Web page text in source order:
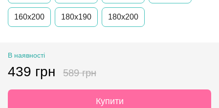
160х200 180x190 180x200
В наявності
439 грн 589 грн
Купити